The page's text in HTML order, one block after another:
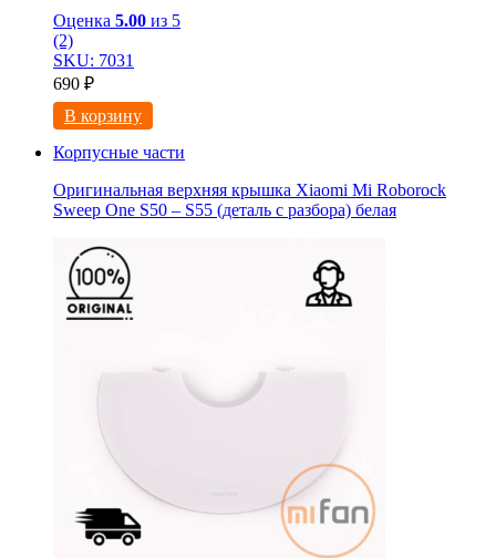
Оценка 5.00 из 5
(2)
SKU: 7031
690 ₽
В корзину
Корпусные части
Оригинальная верхняя крышка Xiaomi Mi Roborock
Sweep One S50 – S55 (деталь с разбора) белая